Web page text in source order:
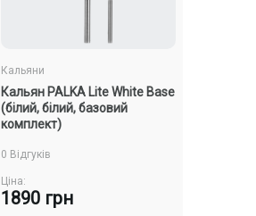
Кальяни
Кальян PALKA Lite White Base
(білий, білий, базовий
комплект)
0 Відгуків
Ціна:
1890 грн